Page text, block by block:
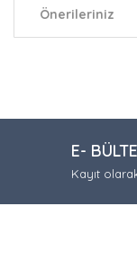
Önerileriniz
E-
Kayıt